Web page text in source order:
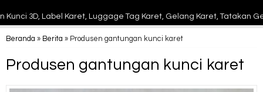
3D, Label Karet, Luggage Tag Karet, Gelang Karet, Tatakan
Beranda » Berita » Produsen gantungan kunci karet
Produsen gantungan kunci karet